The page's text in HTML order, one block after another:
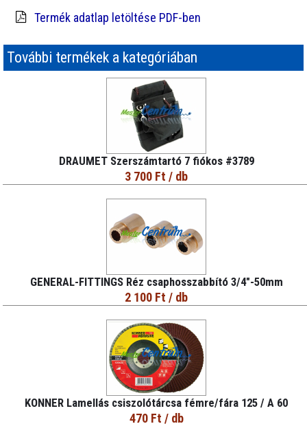
Termék adatlap letöltése PDF-ben
További termékek a kategóriában
DRAUMET Szerszámtartó 7 fiókos #3789
3 700 Ft / db
GENERAL-FITTINGS Réz csaphosszabbító 3/4"-50mm
2 100 Ft / db
KONNER Lamellás csiszolótárcsa fémre/fára 125 / A 60
470 Ft / db